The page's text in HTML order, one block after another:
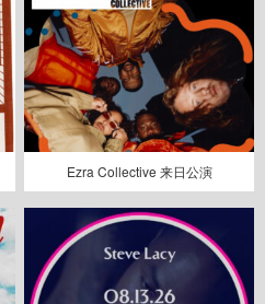
Ezra Collective 来日公演